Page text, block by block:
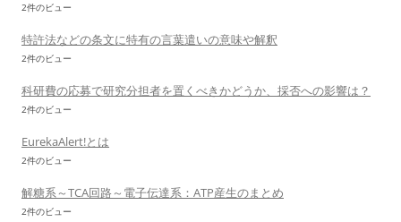
2件のビュー
特許法などの条文に特有の言葉遣いの意味や解釈
2件のビュー
科研費の応募で研究分担者を置くべきかどうか、採否への影響は？
2件のビュー
EurekaAlert!とは
2件のビュー
解糖系～TCA回路～電子伝達系：ATP産生のまとめ
2件のビュー